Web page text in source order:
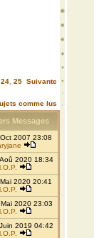
24 25 Suivante
comme lus
Messages
2007 23:08
2020 18:34
2020 20:41
2020 23:03
2019 04:42